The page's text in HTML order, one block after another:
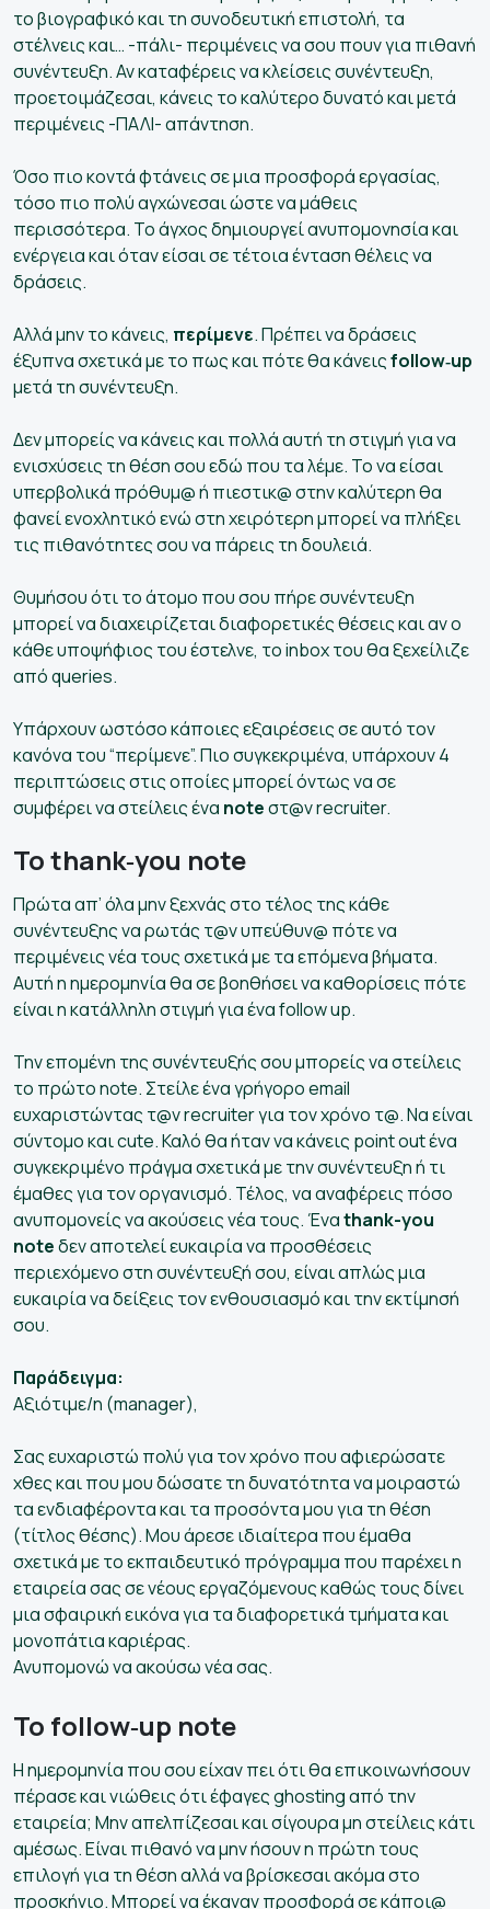
το βιογραφικό και τη συνοδευτική επιστολή, τα
στέλνεις και… -πάλι- περιμένεις να σου πουν για πιθανή
συνέντευξη. Αν καταφέρεις να κλείσεις συνέντευξη,
προετοιμάζεσαι, κάνεις το καλύτερο δυνατό και μετά
περιμένεις -ΠΑΛΙ- απάντηση.
Όσο πιο κοντά φτάνεις σε μια προσφορά εργασίας,
τόσο πιο πολύ αγχώνεσαι ώστε να μάθεις
περισσότερα. Το άγχος δημιουργεί ανυπομονησία και
ενέργεια και όταν είσαι σε τέτοια ένταση θέλεις να
δράσεις.
Αλλά μην το κάνεις, περίμενε. Πρέπει να δράσεις
έξυπνα σχετικά με το πως και πότε θα κάνειςfollow‑up
μετά τη συνέντευξη.
Δεν μπορείς να κάνεις και πολλά αυτή τη στιγμή για να
ενισχύσεις τη θέση σου εδώ που τα λέμε. Το να είσαι
υπερβολικά πρόθυμ@ ή πιεστικ@ στην καλύτερη θα
φανεί ενοχλητικό ενώ στη χειρότερη μπορεί να πλήξει
τις πιθανότητες σου να πάρεις τη δουλειά.
Θυμήσου ότι το άτομο που σου πήρε συνέντευξη
μπορεί να διαχειρίζεται διαφορετικές θέσεις και αν ο
κάθε υποψήφιος του έστελνε, το inbox του θα ξεχείλιζε
από queries.
Υπάρχουν ωστόσο κάποιες εξαιρέσεις σε αυτό τον
κανόνα του “περίμενε”. Πιο συγκεκριμένα, υπάρχουν 4
περιπτώσεις στις οποίες μπορεί όντως να σε
συμφέρει να στείλεις ένα noteστ@ν recruiter.
To thank‑you note
Πρώτα απ’ όλα μην ξεχνάς στο τέλος της κάθε
συνέντευξης να ρωτάς τ@ν υπεύθυν@ πότε να
περιμένεις νέα τους σχετικά με τα επόμενα βήματα.
Αυτή η ημερομηνία θα σε βοηθήσει να καθορίσεις πότε
είναι η κατάλληλη στιγμή για ένα follow up.
Την επομένη της συνέντευξής σου μπορείς να στείλεις
το πρώτο note. Στείλε ένα γρήγορο email
ευχαριστώντας τ@ν recruiter για τον χρόνο τ@. Να είναι
σύντομο και cute. Καλό θα ήταν να κάνεις point out ένα
συγκεκριμένο πράγμα σχετικά με την συνέντευξη ή τι
έμαθες για τον οργανισμό. Τέλος, να αναφέρεις πόσο
ανυπομονείς να ακούσεις νέα τους. Έναthank-you
noteδεν αποτελεί ευκαιρία να προσθέσεις
περιεχόμενο στη συνέντευξή σου, είναι απλώς μια
ευκαιρία να δείξεις τον ενθουσιασμό και την εκτίμησή
σου.
Παράδειγμα:
Αξιότιμε/η (manager),
Σας ευχαριστώ πολύ για τον χρόνο που αφιερώσατε
χθες και που μου δώσατε τη δυνατότητα να μοιραστώ
τα ενδιαφέροντα και τα προσόντα μου για τη θέση
(τίτλος θέσης). Μου άρεσε ιδιαίτερα που έμαθα
σχετικά με το εκπαιδευτικό πρόγραμμα που παρέχει η
εταιρεία σας σε νέους εργαζόμενους καθώς τους δίνει
μια σφαιρική εικόνα για τα διαφορετικά τμήματα και
μονοπάτια καριέρας.
Ανυπομονώ να ακούσω νέα σας.
Το follow‑up note
Η ημερομηνία που σου είχαν πει ότι θα επικοινωνήσουν
πέρασε και νιώθεις ότι έφαγες ghosting από την
εταιρεία; Μην απελπίζεσαι και σίγουρα μη στείλεις κάτι
αμέσως. Είναι πιθανό να μην ήσουν η πρώτη τους
επιλογή για τη θέση αλλά να βρίσκεσαι ακόμα στο
προσκήνιο. Μπορεί να έκαναν προσφορά σε κάποι@